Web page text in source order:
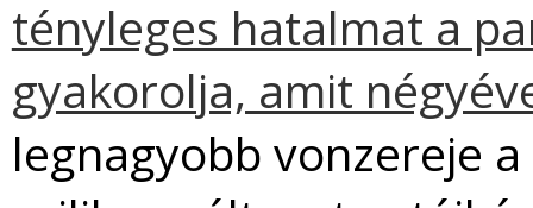
tényleges hatalmat a
gyakorolja, amit
legnagyobb vonzereje